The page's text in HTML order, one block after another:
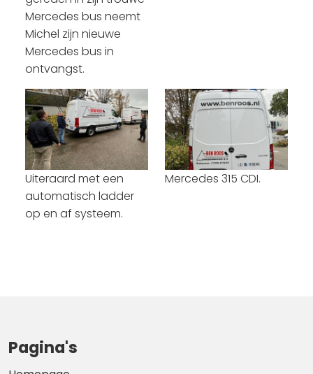
Mercedes bus neemt
Michel zijn nieuwe
Mercedes bus in
ontvangst.
Uiteraard met een
automatisch ladder
op en af systeem.
Mercedes 315 CDI.
Pagina's